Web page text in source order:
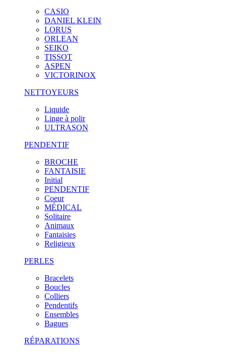
CASIO
DANIEL KLEIN
LORUS
ORLEAN
SEIKO
TISSOT
ASPEN
VICTORINOX
NETTOYEURS
Liquide
Linge à polir
ULTRASON
PENDENTIF
BROCHE
FANTAISIE
Initial
PENDENTIF
Coeur
MÉDICAL
Solitaire
Animaux
Fantaisies
Religieux
PERLES
Bracelets
Boucles
Colliers
Pendentifs
Ensembles
Bagues
RÉPARATIONS